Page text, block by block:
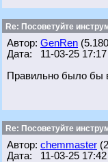
Re: Посоветуйте
Автор: GenRen
Дата: 11-03-25 17:17
Правильно было бы
Re: Посоветуйте
Автор: chemmaster
Дата: 11-03-25 17:42